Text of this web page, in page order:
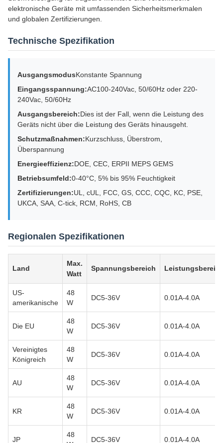
elektronische Geräte mit umfassenden Sicherheitsmerkmalen
und globalen Zertifizierungen.
Technische Spezifikation
AusgangsmodusKonstante Spannung
Eingangsspannung:AC100-240Vac, 50/60Hz oder 220-
240Vac, 50/60Hz
Ausgangsbereich:Dies ist der Fall, wenn die Leistung des
Geräts nicht über die Leistung des Geräts hinausgeht.
Schutzmaßnahmen:Kurzschluss, Überstrom,
Überspannung
Energieeffizienz:DOE, CEC, ERPII MEPS GEMS
Betriebsumfeld:0-40°C, 5% bis 95% Feuchtigkeit
Zertifizierungen:UL, cUL, FCC, GS, CCC, CQC, KC, PSE,
UKCA, SAA, C-tick, RCM, RoHS, CB
Regionalen Spezifikationen
Land
Max.
Watt
Spannungsbereich
US-
amerikanische
48
W
DC5-36V 0.01A-4.0A
Die EU
48
W
DC5-36V 0.01A-4.0A
Vereinigtes
Königreich
48
W
DC5-36V 0.01A-4.0A
AU
48
W
DC5-36V 0.01A-4.0A
KR
48
W
DC5-36V 0.01A-4.0A
JP
48
DC5-36V 0.01A-4.0A